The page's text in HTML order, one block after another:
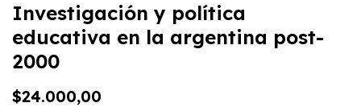
Investigación y política
educativa en la argentina post-
2000
$24.000,00